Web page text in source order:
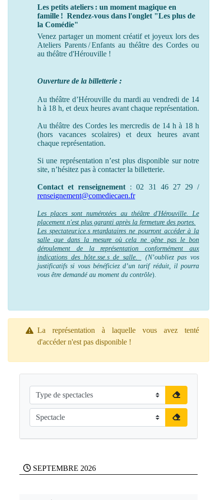
Les petits ateliers : un moment magique en
famille ! Rendez-vous dans l'onglet "Les plus de
la Comédie"
Venez partager un moment créatif et joyeux lors des
Ateliers Parents / Enfants au théâtre des Cordes ou
au théâtre d'Hérouville !
Ouverture de la billetterie :
Au théâtre d’Hérouville du mardi au vendredi de 14
h à 18 h, et deux heures avant chaque représentation.
Au théâtre des Cordes les mercredis de 14 h à 18 h
(hors vacances scolaires) et deux heures avant
chaque représentation.
Si une représentation n’est plus disponible sur notre
site, n’hésitez pas à contacter la billetterie.
Contact et renseignement : 02 31 46 27 29 /
renseignement@comediecaen.fr
Les places sont numérotées au théâtre d'Hérouville. Le
placement n'est plus garanti après la fermeture des portes.
Les spectateur.ice.s retardataires ne pourront accéder à la
salle que dans la mesure où cela ne gêne pas le bon
déroulement de la représentation conformément aux
indications des hôte.sse.s de salle.
(N’oubliez pas vos
justificatifs si vous bénéficiez d’un tarif réduit, il pourra
vous être demandé au moment du contrôle).
La représentation à laquelle vous avez tenté
d'accéder n'est pas disponible !
SEPTEMBRE 2026